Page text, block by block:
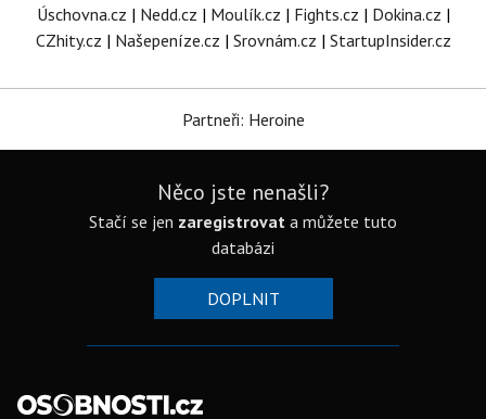
Úschovna.cz | Nedd.cz | Moulík.cz | Fights.cz | Dokina.cz |
CZhity.cz | Našepeníze.cz | Srovnám.cz | StartupInsider.cz
Partneři: Heroine
Něco jste nenašli?
Stačí se jen zaregistrovat a můžete tuto
databázi
DOPLNIT